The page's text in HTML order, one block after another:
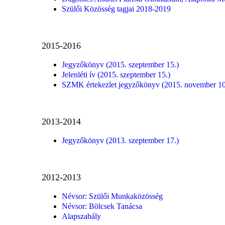
Szülői Közösség tagjai 2018-2019
2015-2016
Jegyzőkönyv (2015. szeptember 15.)
Jelenléti ív (2015. szeptember 15.)
SZMK értekezlet jegyzőkönyv (2015. november
2013-2014
Jegyzőkönyv (2013. szeptember 17.)
2012-2013
Névsor: Szülői Munkaközösség
Névsor: Bölcsek Tanácsa
Alapszabály